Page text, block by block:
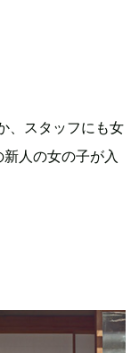
、スタッフにも女
人の女の子が入